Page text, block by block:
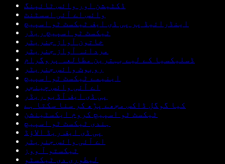
ڈکٹیشن اور وائس ٹائپنگ
وائس اے آئی اسسٹنٹ
اینڈرائیڈ پر پی ڈی ایف ٹیکسٹ ٹو اسپیچ
ٹیکسٹ ٹو اسپیچ ریڈر
خاتون آواز جنریٹر
مردانہ آواز جنریٹر
ڈسلیکسیا کے لیے بہترین مطالعہ پروگرام
روبوٹ وائس جنریٹر
اینیمے ٹیکسٹ ٹو اسپیچ
اے آئی وائس چینجر
پی ڈی ایف آڈیو ریڈر
کیا گوگل ڈاکس مجھے پڑھ کر سنا سکتا ہے
ٹیکسٹ ٹو اسپیچ کروم ایکسٹینشن
ہندی ٹیکسٹ ٹو اسپیچ
پی ڈی ایف ریڈ الاؤڈ
اے آئی وائس جنریٹر
ٹیکستو آ ووز
لیطوری دی ٹیکسٹو